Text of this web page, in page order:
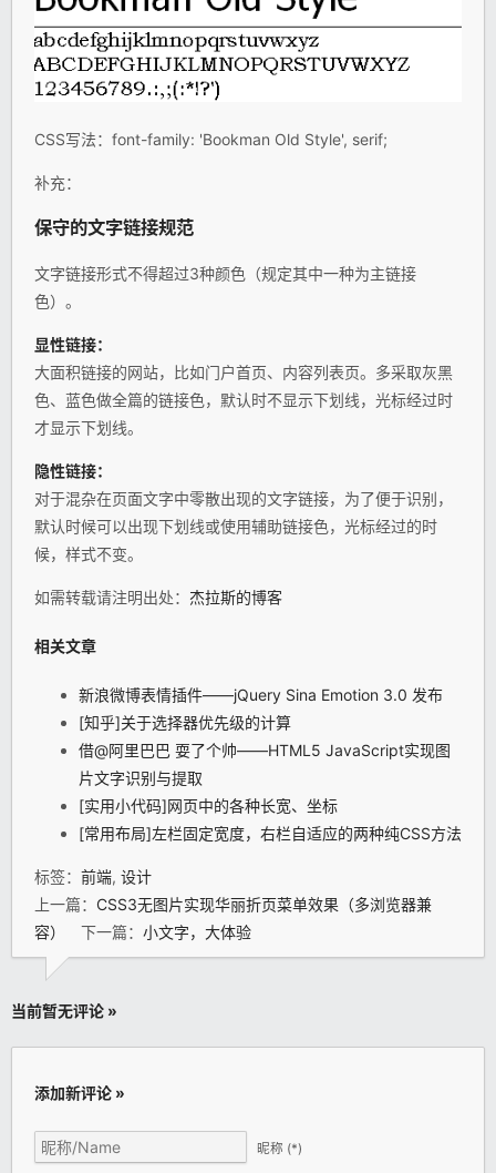
CSS写法：font-family: 'Bookman Old Style', serif;
补充：
保守的文字链接规范
文字链接形式不得超过3种颜色（规定其中一种为主链接
色）。
显性链接：
大面积链接的网站，比如门户首页、内容列表页。多采取灰黑
色、蓝色做全篇的链接色，默认时不显示下划线，光标经过时
才显示下划线。
隐性链接：
对于混杂在页面文字中零散出现的文字链接，为了便于识别，
默认时候可以出现下划线或使用辅助链接色，光标经过的时
候，样式不变。
如需转载请注明出处： 杰拉斯的博客
相关文章
新浪微博表情插件——jQuery Sina Emotion 3.0 发布
[知乎]关于选择器优先级的计算
借@阿里巴巴 耍了个帅——HTML5 JavaScript实现图
片文字识别与提取
[实用小代码]网页中的各种长宽、坐标
[常用布局]左栏固定宽度，右栏自适应的两种纯CSS方法
标签： 前端, 设计
上一篇： CSS3无图片实现华丽折页菜单效果（多浏览器兼
容）
下一篇： 小文字，大体验
当前暂无评论 »
添加新评论 »
昵称 (*)